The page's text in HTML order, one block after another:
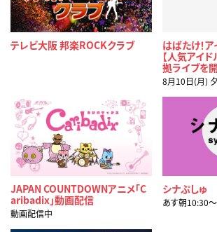
テレビ大阪 邦楽ROCKクラブ
はばたけ！
【人気アイ
拠ライブを開
8月10日(月)
JAPAN COUNTDOWNアニメ「C
aribadix」動画配信
動画配信中
シナぷしゅ
あす朝10:30